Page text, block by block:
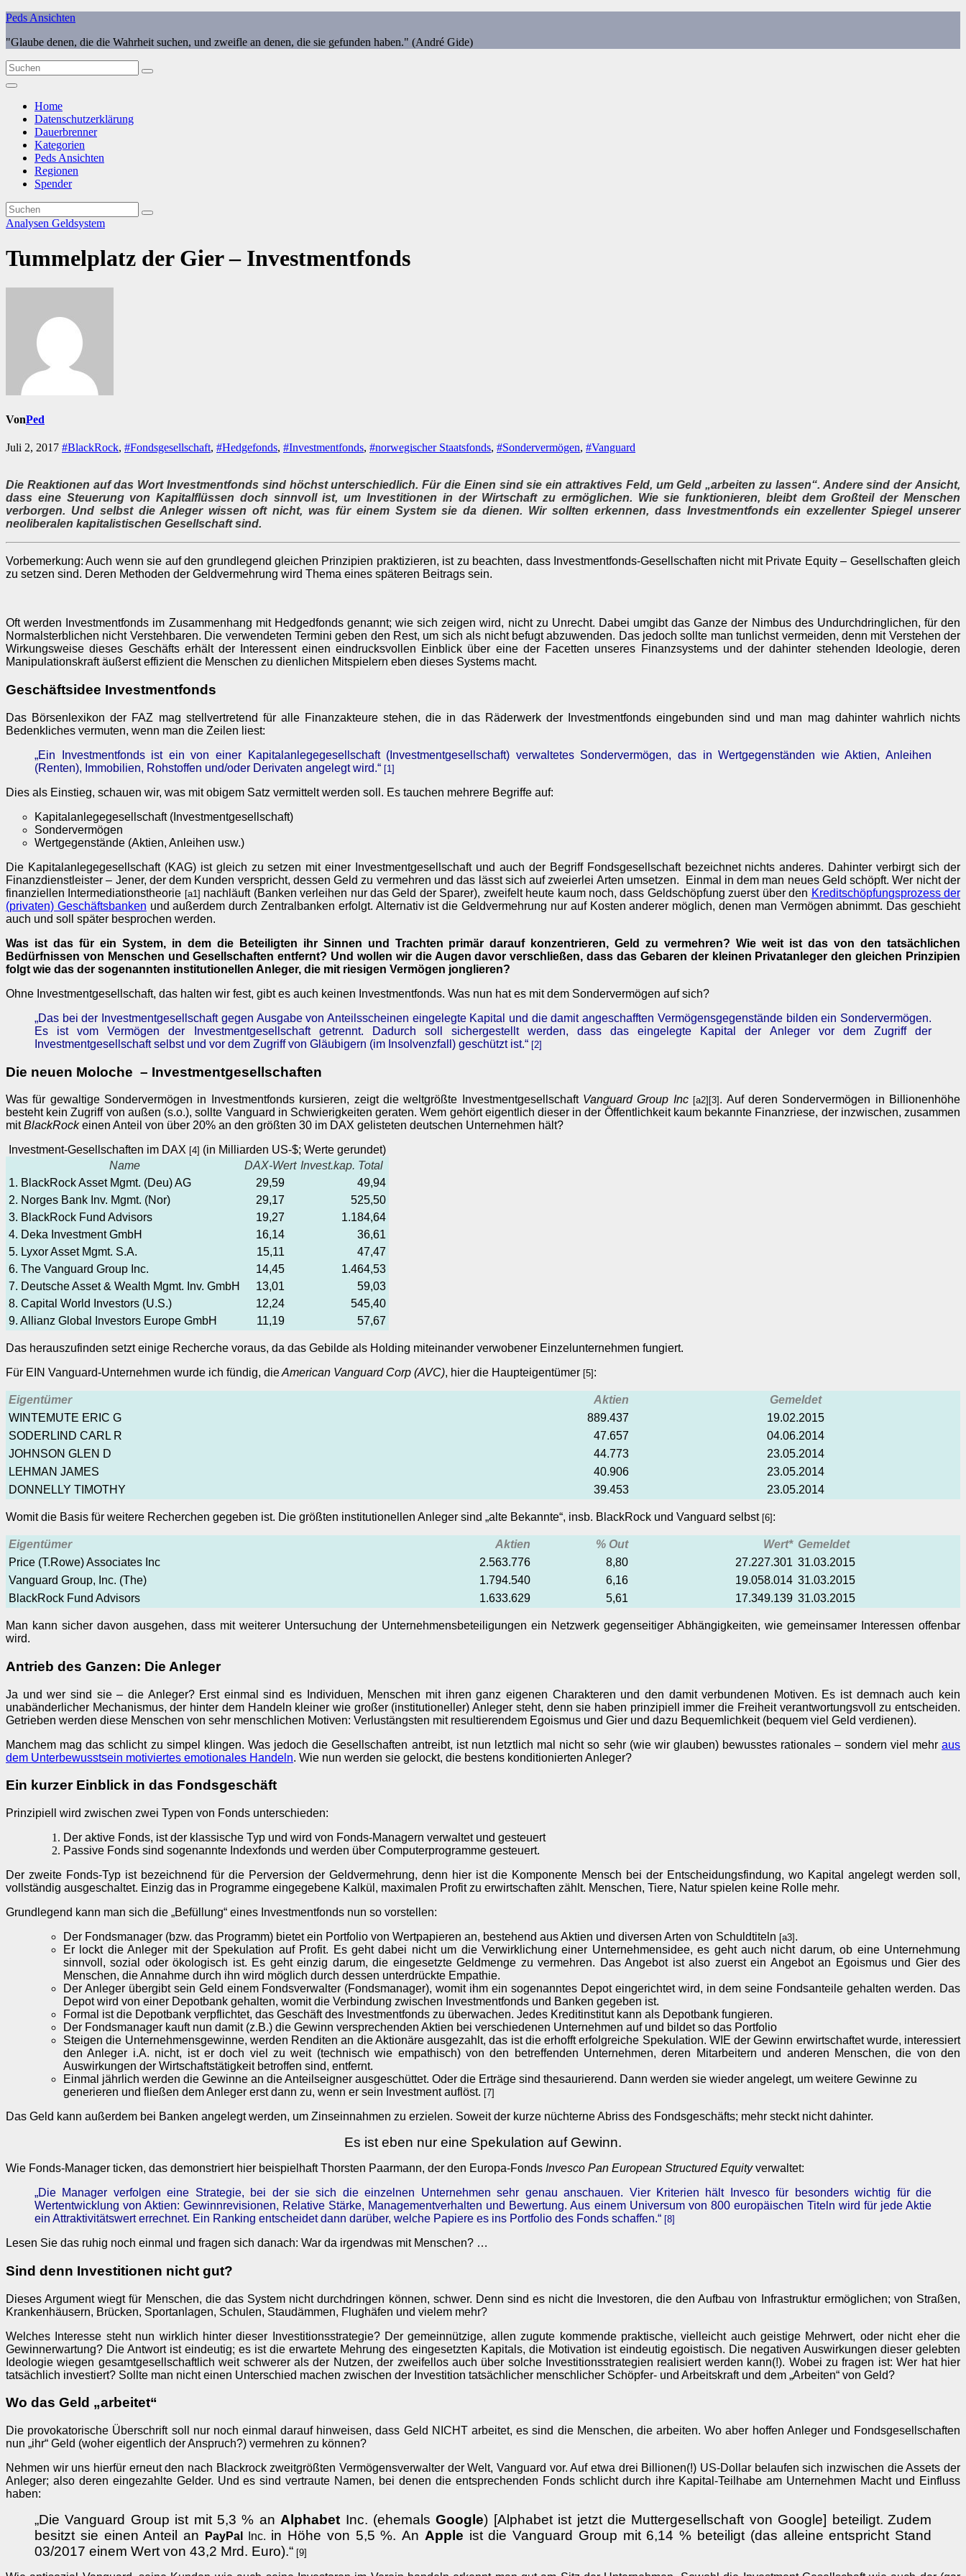
Zum
springen
Peds Ansichten
"Glaube denen, die die Wahrheit suchen, und zweifle an denen, die sie gefunden haben." (André Gide)
Home
Datenschutzerklärung
Dauerbrenner
Kategorien
Peds Ansichten
Regionen
Spender
Analysen Geldsystem
Tummelplatz der Gier – Investmentfonds
VonPed
Juli 2, 2017 #BlackRock, #Fondsgesellschaft, #Hedgefonds, #Investmentfonds, #norwegischer Staatsfonds, #Sondervermögen, #Vanguard
Die Reaktionen auf das Wort Investmentfonds sind höchst unterschiedlich. Für die Einen sind sie ein attraktives Feld, um Geld „arbeiten zu lassen“. Andere sind der Ansicht,
dass eine Steuerung von Kapitalflüssen doch sinnvoll ist, um Investitionen in der Wirtschaft zu ermöglichen. Wie sie funktionieren, bleibt dem Großteil der Menschen
verborgen. Und selbst die Anleger wissen oft nicht, was für einem System sie da dienen. Wir sollten erkennen, dass Investmentfonds ein exzellenter Spiegel unserer
neoliberalen kapitalistischen Gesellschaft sind.
Vorbemerkung: Auch wenn sie auf den grundlegend gleichen Prinzipien praktizieren, ist zu beachten, dass Investmentfonds-Gesellschaften nicht mit Private Equity – Gesellschaften gleich
zu setzen sind. Deren Methoden der Geldvermehrung wird Thema eines späteren Beitrags sein.
Oft werden Investmentfonds im Zusammenhang mit Hedgedfonds genannt; wie sich zeigen wird, nicht zu Unrecht. Dabei umgibt das Ganze der Nimbus des Undurchdringlichen, für den
Normalsterblichen nicht Verstehbaren. Die verwendeten Termini geben den Rest, um sich als nicht befugt abzuwenden. Das jedoch sollte man tunlichst vermeiden, denn mit Verstehen der
Wirkungsweise dieses Geschäfts erhält der Interessent einen eindrucksvollen Einblick über eine der Facetten unseres Finanzsystems und der dahinter stehenden Ideologie, deren
Manipulationskraft äußerst effizient die Menschen zu dienlichen Mitspielern eben dieses Systems macht.
Geschäftsidee Investmentfonds
Das Börsenlexikon der FAZ mag stellvertretend für alle Finanzakteure stehen, die in das Räderwerk der Investmentfonds eingebunden sind und man mag dahinter wahrlich nichts
Bedenkliches vermuten, wenn man die Zeilen liest:
„Ein Investmentfonds ist ein von einer Kapitalanlegegesellschaft (Investmentgesellschaft) verwaltetes Sondervermögen, das in Wertgegenständen wie Aktien, Anleihen
(Renten), Immobilien, Rohstoffen und/oder Derivaten angelegt wird.“ [1]
Dies als Einstieg, schauen wir, was mit obigem Satz vermittelt werden soll. Es tauchen mehrere Begriffe auf:
Kapitalanlegegesellschaft (Investmentgesellschaft)
Sondervermögen
Wertgegenstände (Aktien, Anleihen usw.)
Die Kapitalanlegegesellschaft (KAG) ist gleich zu setzen mit einer Investmentgesellschaft und auch der Begriff Fondsgesellschaft bezeichnet nichts anderes. Dahinter verbirgt sich der
Finanzdienstleister – Jener, der dem Kunden verspricht, dessen Geld zu vermehren und das lässt sich auf zweierlei Arten umsetzen. Einmal in dem man neues Geld schöpft. Wer nicht der
finanziellen Intermediationstheorie [a1] nachläuft (Banken verleihen nur das Geld der Sparer), zweifelt heute kaum noch, dass Geldschöpfung zuerst über den Kreditschöpfungsprozess der
(privaten) Geschäftsbanken und außerdem durch Zentralbanken erfolgt. Alternativ ist die Geldvermehrung nur auf Kosten anderer möglich, denen man Vermögen abnimmt. Das geschieht
auch und soll später besprochen werden.
Was ist das für ein System, in dem die Beteiligten ihr Sinnen und Trachten primär darauf konzentrieren, Geld zu vermehren? Wie weit ist das von den tatsächlichen
Bedürfnissen von Menschen und Gesellschaften entfernt? Und wollen wir die Augen davor verschließen, dass das Gebaren der kleinen Privatanleger den gleichen Prinzipien
folgt wie das der sogenannten institutionellen Anleger, die mit riesigen Vermögen jonglieren?
Ohne Investmentgesellschaft, das halten wir fest, gibt es auch keinen Investmentfonds. Was nun hat es mit dem Sondervermögen auf sich?
„Das bei der Investmentgesellschaft gegen Ausgabe von Anteilsscheinen eingelegte Kapital und die damit angeschafften Vermögensgegenstände bilden ein Sondervermögen.
Es ist vom Vermögen der Investmentgesellschaft getrennt. Dadurch soll sichergestellt werden, dass das eingelegte Kapital der Anleger vor dem Zugriff der
Investmentgesellschaft selbst und vor dem Zugriff von Gläubigern (im Insolvenzfall) geschützt ist.“ [2]
Die neuen Moloche – Investmentgesellschaften
Was für gewaltige Sondervermögen in Investmentfonds kursieren, zeigt die weltgrößte Investmentgesellschaft Vanguard Group Inc [a2][3] . Auf deren Sondervermögen in Billionenhöhe
besteht kein Zugriff von außen (s.o.), sollte Vanguard in Schwierigkeiten geraten. Wem gehört eigentlich dieser in der Öffentlichkeit kaum bekannte Finanzriese, der inzwischen, zusammen
mitBlackRockeinen Anteil von über 20% an den größten 30 im DAX gelisteten deutschen Unternehmen hält?
Investment-Gesellschaften im DAX [4] (in Milliarden US-$; Werte gerundet)
Name
DAX-Wert Invest.kap. Total
1. BlackRock Asset Mgmt. (Deu) AG
29,59
49,94
2. Norges Bank Inv. Mgmt. (Nor)
29,17
525,50
3. BlackRock Fund Advisors
19,27
1.184,64
4. Deka Investment GmbH
16,14
36,61
5. Lyxor Asset Mgmt. S.A.
15,11
47,47
6. The Vanguard Group Inc.
14,45
1.464,53
7. Deutsche Asset & Wealth Mgmt. Inv. GmbH
13,01
59,03
8. Capital World Investors (U.S.)
12,24
545,40
9. Allianz Global Investors Europe GmbH
11,19 57,67
Das herauszufinden setzt einige Recherche voraus, da das Gebilde als Holding miteinander verwobener Einzelunternehmen fungiert.
Für EIN Vanguard-Unternehmen wurde ich fündig, dieAmerican Vanguard Corp (AVC), hier die Haupteigentümer [5] :
Eigentümer Aktien
Gemeldet
WINTEMUTE ERIC G
889.437
19.02.2015
SODERLIND CARL R
47.657
04.06.2014
JOHNSON GLEN D
44.773
23.05.2014
LEHMAN JAMES
40.906
23.05.2014
DONNELLY TIMOTHY
39.453 23.05.2014
Womit die Basis für weitere Recherchen gegeben ist. Die größten institutionellen Anleger sind „alte Bekannte“, insb. BlackRock und Vanguard selbst [6] :
Eigentümer Aktien % Out Wert* Gemeldet
Price (T.Rowe) Associates Inc
2.563.776 8,80 27.227.301 31.03.2015
Vanguard Group, Inc. (The)
1.794.540 6,16 19.058.014 31.03.2015
BlackRock Fund Advisors
1.633.629 5,61 17.349.139 31.03.2015
Man kann sicher davon ausgehen, dass mit weiterer Untersuchung der Unternehmensbeteiligungen ein Netzwerk gegenseitiger Abhängigkeiten, wie gemeinsamer Interessen offenbar
wird.
Antrieb des Ganzen: Die Anleger
Ja und wer sind sie – die Anleger? Erst einmal sind es Individuen, Menschen mit ihren ganz eigenen Charakteren und den damit verbundenen Motiven. Es ist demnach auch kein
unabänderlicher Mechanismus, der hinter dem Handeln kleiner wie großer (institutioneller) Anleger steht, denn sie haben prinzipiell immer die Freiheit verantwortungsvoll zu entscheiden.
Getrieben werden diese Menschen von sehr menschlichen Motiven: Verlustängsten mit resultierendem Egoismus und Gier und dazu Bequemlichkeit (bequem viel Geld verdienen).
Manchem mag das schlicht zu simpel klingen. Was jedoch die Gesellschaften antreibt, ist nun letztlich mal nicht so sehr (wie wir glauben) bewusstes rationales – sondern viel mehr aus
dem Unterbewusstsein motiviertes emotionales Handeln. Wie nun werden sie gelockt, die bestens konditionierten Anleger?
Ein kurzer Einblick in das Fondsgeschäft
Prinzipiell wird zwischen zwei Typen von Fonds unterschieden:
Der aktive Fonds, ist der klassische Typ und wird von Fonds-Managern verwaltet und gesteuert
Passive Fonds sind sogenannte Indexfonds und werden über Computerprogramme gesteuert.
Der zweite Fonds-Typ ist bezeichnend für die Perversion der Geldvermehrung, denn hier ist die Komponente Mensch bei der Entscheidungsfindung, wo Kapital angelegt werden soll,
vollständig ausgeschaltet. Einzig das in Programme eingegebene Kalkül, maximalen Profit zu erwirtschaften zählt. Menschen, Tiere, Natur spielen keine Rolle mehr.
Grundlegend kann man sich die „Befüllung“ eines Investmentfonds nun so vorstellen:
Der Fondsmanager (bzw. das Programm) bietet ein Portfolio von Wertpapieren an, bestehend aus Aktien und diversen Arten von Schuldtiteln [a3] .
Er lockt die Anleger mit der Spekulation auf Profit. Es geht dabei nicht um die Verwirklichung einer Unternehmensidee, es geht auch nicht darum, ob eine Unternehmung
sinnvoll, sozial oder ökologisch ist. Es geht einzig darum, die eingesetzte Geldmenge zu vermehren. Das Angebot ist also zuerst ein Angebot an Egoismus und Gier des
Menschen, die Annahme durch ihn wird möglich durch dessen unterdrückte Empathie.
Der Anleger übergibt sein Geld einem Fondsverwalter (Fondsmanager), womit ihm ein sogenanntes Depot eingerichtet wird, in dem seine Fondsanteile gehalten werden. Das
Depot wird von einer Depotbank gehalten, womit die Verbindung zwischen Investmentfonds und Banken gegeben ist.
Formal ist die Depotbank verpflichtet, das Geschäft des Investmentfonds zu überwachen. Jedes Kreditinstitut kann als Depotbank fungieren.
Der Fondsmanager kauft nun damit (z.B.) die Gewinn versprechenden Aktien bei verschiedenen Unternehmen auf und bildet so das Portfolio
Steigen die Unternehmensgewinne, werden Renditen an die Aktionäre ausgezahlt, das ist die erhofft erfolgreiche Spekulation. WIE der Gewinn erwirtschaftet wurde, interessiert
den Anleger i.A. nicht, ist er doch viel zu weit (technisch wie empathisch) von den betreffenden Unternehmen, deren Mitarbeitern und anderen Menschen, die von den
Auswirkungen der Wirtschaftstätigkeit betroffen sind, entfernt.
Einmal jährlich werden die Gewinne an die Anteilseigner ausgeschüttet. Oder die Erträge sind thesaurierend. Dann werden sie wieder angelegt, um weitere Gewinne zu
generieren und fließen dem Anleger erst dann zu, wenn er sein Investment auflöst. [7]
Das Geld kann außerdem bei Banken angelegt werden, um Zinseinnahmen zu erzielen. Soweit der kurze nüchterne Abriss des Fondsgeschäfts; mehr steckt nicht dahinter.
Es ist eben nur eine Spekulation auf Gewinn.
Wie Fonds-Manager ticken, das demonstriert hier beispielhaft Thorsten Paarmann, der den Europa-Fonds Invesco Pan European Structured Equityverwaltet:
„Die Manager verfolgen eine Strategie, bei der sie sich die einzelnen Unternehmen sehr genau anschauen. Vier Kriterien hält Invesco für besonders wichtig für die
Wertentwicklung von Aktien: Gewinn­revisionen, Relative Stärke, Managementverhalten und Bewertung. Aus einem Universum von 800 europäischen Titeln wird für jede Aktie
ein Attraktivitätswert errechnet. Ein Ranking entscheidet dann darüber, welche Papiere es ins Portfolio des Fonds schaffen.“ [8]
Lesen Sie das ruhig noch einmal und fragen sich danach: War da irgendwas mit Menschen? …
Sind denn Investitionen nicht gut?
Dieses Argument wiegt für Menschen, die das System nicht durchdringen können, schwer. Denn sind es nicht die Investoren, die den Aufbau von Infrastruktur ermöglichen; von Straßen,
Krankenhäusern, Brücken, Sportanlagen, Schulen, Staudämmen, Flughäfen und vielem mehr?
Welches Interesse steht nun wirklich hinter dieser Investitionsstrategie? Der gemeinnützige, allen zugute kommende praktische, vielleicht auch geistige Mehrwert, oder nicht eher die
Gewinnerwartung? Die Antwort ist eindeutig; es ist die erwartete Mehrung des eingesetzten Kapitals, die Motivation ist eindeutig egoistisch. Die negativen Auswirkungen dieser gelebten
Ideologie wiegen gesamtgesellschaftlich weit schwerer als der Nutzen, der zweifellos auch über solche Investitionsstrategien realisiert werden kann(!). Wobei zu fragen ist: Wer hat hier
tatsächlich investiert? Sollte man nicht einen Unterschied machen zwischen der Investition tatsächlicher menschlicher Schöpfer- und Arbeitskraft und dem „Arbeiten“ von Geld?
Wo das Geld „arbeitet“
Die provokatorische Überschrift soll nur noch einmal darauf hinweisen, dass Geld NICHT arbeitet, es sind die Menschen, die arbeiten. Wo aber hoffen Anleger und Fondsgesellschaften
nun „ihr“ Geld (woher eigentlich der Anspruch?) vermehren zu können?
Nehmen wir uns hierfür erneut den nach Blackrock zweitgrößten Vermögensverwalter der Welt, Vanguard vor. Auf etwa drei Billionen(!) US-Dollar belaufen sich inzwischen die Assets der
Anleger; also deren eingezahlte Gelder. Und es sind vertraute Namen, bei denen die entsprechenden Fonds schlicht durch ihre Kapital-Teilhabe am Unternehmen Macht und Einfluss
haben:
„Die Vanguard Group ist mit 5,3 % an Alphabet Inc. (ehemalsGoogle) [Alphabet ist jetzt die Muttergesellschaft von Google] beteiligt. Zudem
besitzt sie einen Anteil an
PayPal Inc. in Höhe von 5,5 %. An Apple ist die Vanguard Group mit 6,14 % beteiligt (das alleine entspricht Stand
03/2017 einem Wert von 43,2 Mrd. Euro).“ [9]